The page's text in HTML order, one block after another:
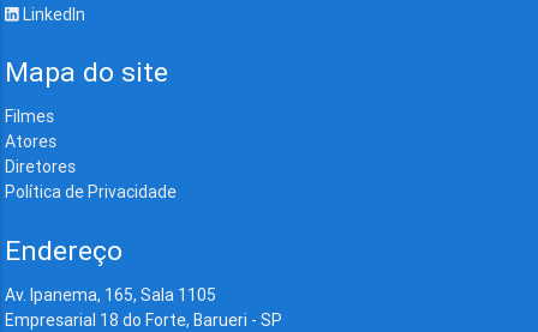
LinkedIn
Mapa do site
Filmes
Atores
Diretores
Política de Privacidade
Endereço
Av. Ipanema, 165, Sala 1105
Empresarial 18 do Forte, Barueri - SP